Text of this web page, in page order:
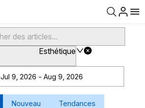
Esthétique
Jul 9, 2026 - Aug 9, 2026
Nouveau Tendances